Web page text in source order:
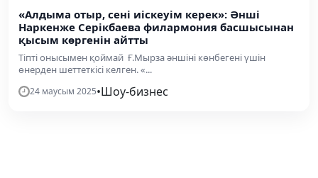
«Алдыма отыр, сені иіскеуім керек»: Әнші
Наркенже Серікбаева филармония басшысынан
қысым көргенін айтты
Тіпті онысымен қоймай Ғ.Мырза әншіні көнбегені үшін
өнерден шеттеткісі келген. «...
24 маусым 2025•Шоу-бизнес